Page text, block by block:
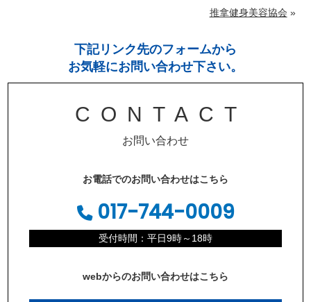
推拿健身美容協会 »
下記リンク先のフォームから
お気軽にお問い合わせ下さい。
CONTACT
お問い合わせ
お電話でのお問い合わせはこちら
017-744-0009
受付時間：平日9時～18時
webからのお問い合わせはこちら